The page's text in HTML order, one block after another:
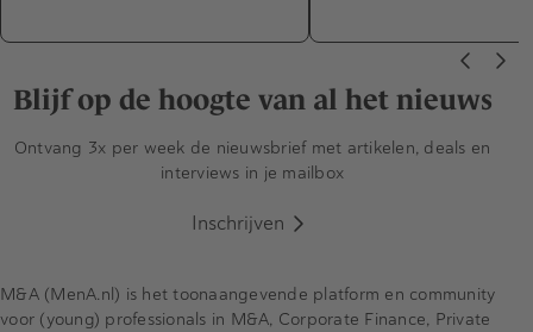
Blijf op de hoogte van al het nieuws
Ontvang 3x per week de nieuwsbrief met artikelen, deals en
interviews in je mailbox
Inschrijven
M&A (MenA.nl) is het toonaangevende platform en community
voor (young) professionals in M&A, Corporate Finance, Private